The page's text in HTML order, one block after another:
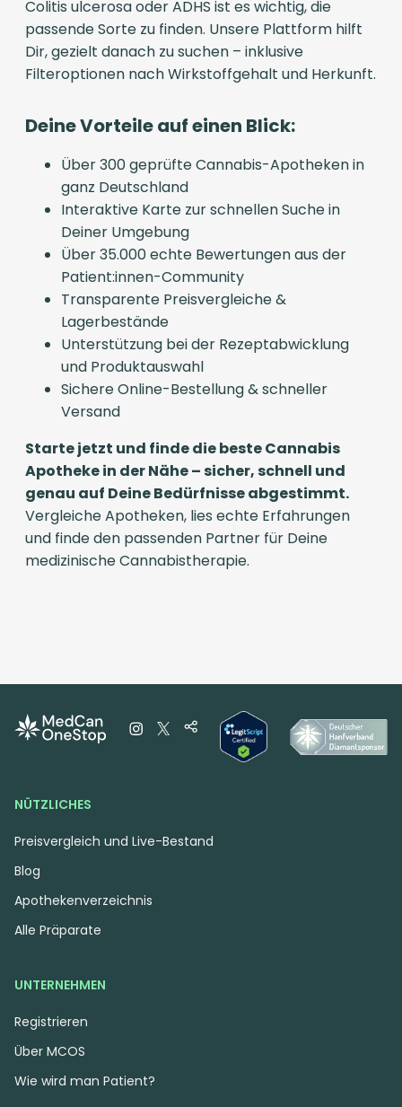
Colitis ulcerosa oder ADHS ist es wichtig, die
passende Sorte zu finden. Unsere Plattform hilft
Dir, gezielt danach zu suchen – inklusive
Filteroptionen nach Wirkstoffgehalt und Herkunft.
Deine Vorteile auf einen Blick:
Über 300 geprüfte Cannabis-Apotheken in
ganz Deutschland
Interaktive Karte zur schnellen Suche in
Deiner Umgebung
Über 35.000 echte Bewertungen aus der
Patient:innen-Community
Transparente Preisvergleiche &
Lagerbestände
Unterstützung bei der Rezeptabwicklung
und Produktauswahl
Sichere Online-Bestellung & schneller
Versand
Starte jetzt und finde die beste Cannabis
Apotheke in der Nähe – sicher, schnell und
genau auf Deine Bedürfnisse abgestimmt.
Vergleiche Apotheken, lies echte Erfahrungen
und finde den passenden Partner für Deine
medizinische Cannabistherapie.
NÜTZLICHES
Preisvergleich und Live-Bestand
Blog
Apothekenverzeichnis
Alle Präparate
UNTERNEHMEN
Registrieren
Über MCOS
Wie wird man Patient?